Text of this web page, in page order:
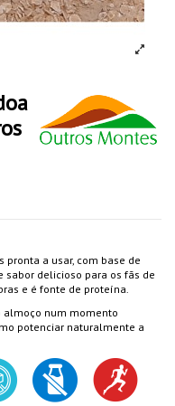
pronta a usar, com base de
sabor delicioso para os fãs de
e é fonte de proteína.
almoço num momento
potenciar naturalmente a